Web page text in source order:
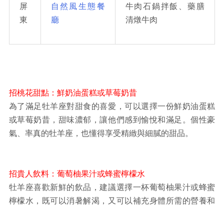
屏
東
自然風生態餐
廳
牛肉石鍋拌飯、藥膳
清燉牛肉
招桃花甜點：鮮奶油蛋糕或草莓奶昔
為了滿足牡羊座對甜食的喜愛，可以選擇一份鮮奶油蛋糕
或草莓奶昔，甜味濃郁，讓他們感到愉悅和滿足。個性豪
氣、率真的牡羊座，也懂得享受精緻與細膩的甜品。
招貴人飲料：葡萄柚果汁或蜂蜜檸檬水
牡羊座喜歡新鮮的飲品，建議選擇一杯葡萄柚果汁或蜂蜜
檸檬水，既可以消暑解渴，又可以補充身體所需的營養和